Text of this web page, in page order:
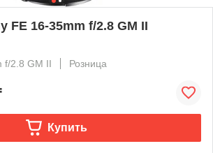
FE 16-35mm f/2.8 GM II
f/2.8 GM II
Розница
Купить